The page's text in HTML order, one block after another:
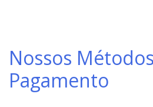
Nossos
Pagamento